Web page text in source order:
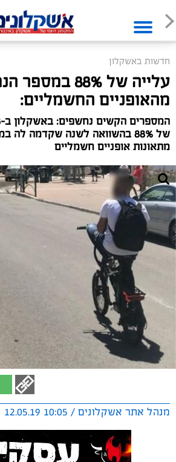
חדשות באשקלון
עלייה של 88%
מהאופניים החשמליים:
של 88% בהשוואה לשנה שקדמה
מתאונות אופניים חשמליים
מנהל אתר אשקלונים / 10:05 12.05.19